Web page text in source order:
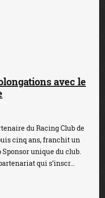
avec le
du Racing Club de
cinq ans, franchit un
unique du club.
qui s’inscr...